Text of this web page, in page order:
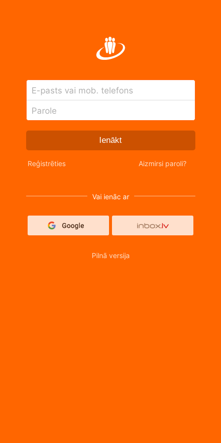
E-pasts vai mob. telefons
Parole
Ienākt
Reģistrēties Aizmirsi paroli?
Vai ienāc ar
Pilnā versija